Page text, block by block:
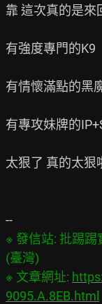
靠 這次真的是來
有強度專門的K9
有情懷滿點的黑
有專攻妹牌的
太狠了 真的太狠
※ 發信站: 批踢
(臺灣)
※ 文章網址:
9095.A.8EB.html